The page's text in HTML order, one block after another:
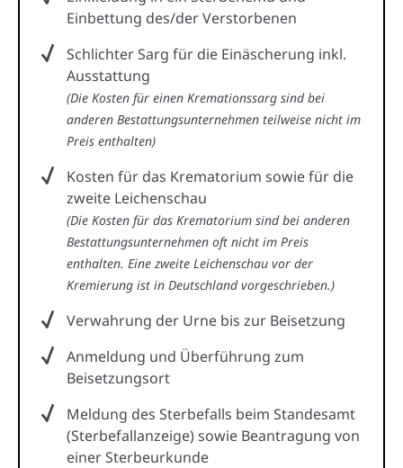
Einbettung des/der Verstorbenen
Schlichter Sarg für die Einäscherung inkl.
Ausstattung
(Die Kosten für einen Kremationssarg sind bei
anderen Bestattungsunternehmen teilweise nicht im
Preis enthalten)
Kosten für das Krematorium sowie für die
zweite Leichenschau
(Die Kosten für das Krematorium sind bei anderen
Bestattungsunternehmen oft nicht im Preis
enthalten. Eine zweite Leichenschau vor der
Kremierung ist in Deutschland vorgeschrieben.)
Verwahrung der Urne bis zur Beisetzung
Anmeldung und Überführung zum
Beisetzungsort
Meldung des Sterbefalls beim Standesamt
(Sterbefallanzeige) sowie Beantragung von
einer Sterbeurkunde